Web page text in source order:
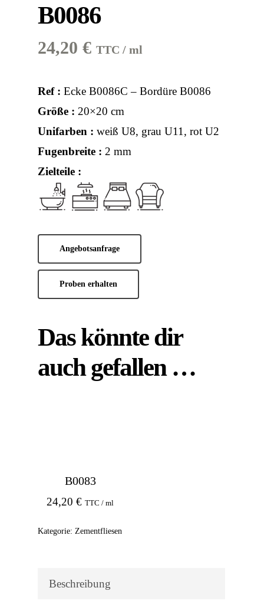
B0086
24,20 € TTC / ml
Ref : Ecke B0086C – Bordüre B0086
Größe : 20×20 cm
Unifarben : weiß U8, grau U11, rot U2
Fugenbreite : 2 mm
Zielteile :
Angebotsanfrage
Proben erhalten
Das könnte dir
auch gefallen …
B0083
24,20€ TTC / ml
Kategorie: Zementfliesen
Beschreibung